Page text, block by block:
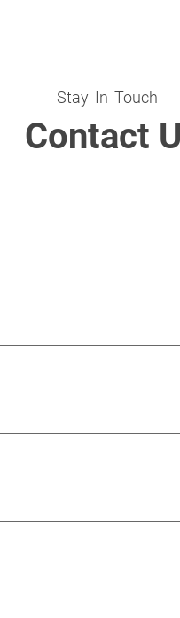
Stay In Touch
Contact